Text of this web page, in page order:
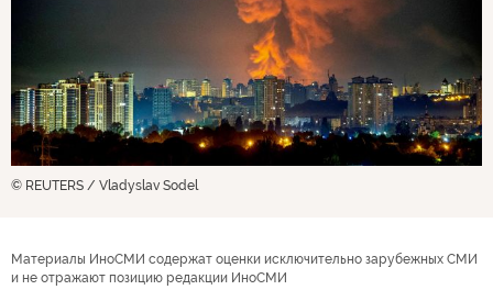
© REUTERS / Vladyslav Sodel
Материалы ИноСМИ содержат оценки исключительно зарубежных СМИ
и не отражают позицию редакции ИноСМИ